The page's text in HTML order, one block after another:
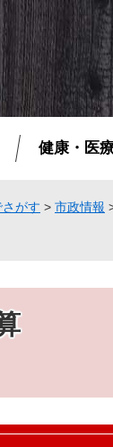
健康・医
がす > 市政情報